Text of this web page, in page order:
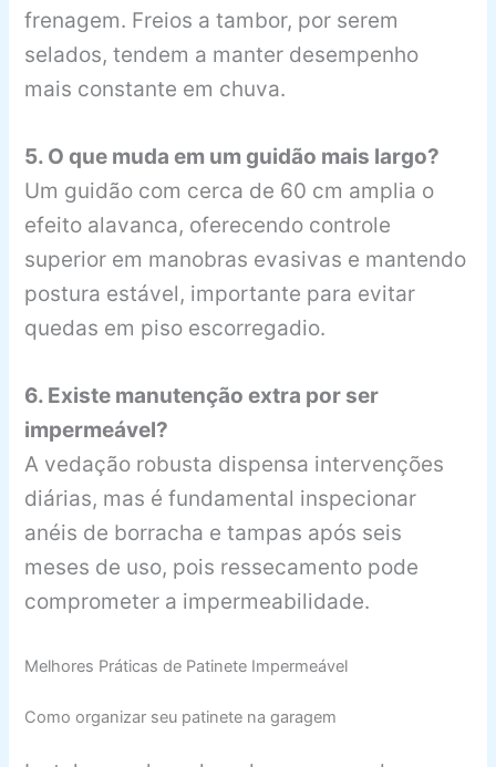
frenagem. Freios a tambor, por serem
selados, tendem a manter desempenho
mais constante em chuva.
5. O que muda em um guidão mais largo?
Um guidão com cerca de 60 cm amplia o
efeito alavanca, oferecendo controle
superior em manobras evasivas e mantendo
postura estável, importante para evitar
quedas em piso escorregadio.
6. Existe manutenção extra por ser
impermeável?
A vedação robusta dispensa intervenções
diárias, mas é fundamental inspecionar
anéis de borracha e tampas após seis
meses de uso, pois ressecamento pode
comprometer a impermeabilidade.
Melhores Práticas de Patinete Impermeável
Como organizar seu patinete na garagem